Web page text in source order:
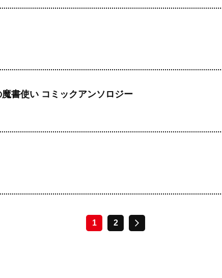
書使い コミックアンソロジー
1 2